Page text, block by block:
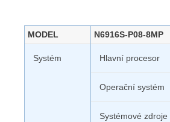
MODEL N6916S-P08-8MP
Systém Hlavní procesor
Operační systém
Systémové zdroje